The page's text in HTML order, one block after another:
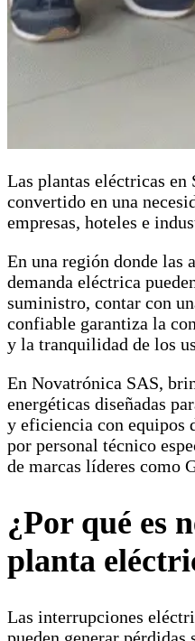
Las plantas eléctricas en
convertido en una
empresas, hoteles e
En una región donde las
demanda eléctrica
suministro, contar con
confiable garantiza la
y la tranquilidad de los
En Novatrónica SAS,
energéticas diseñadas
y eficiencia con equipos
por personal técnico
de marcas líderes como
¿Por qué es
planta
Las interrupciones